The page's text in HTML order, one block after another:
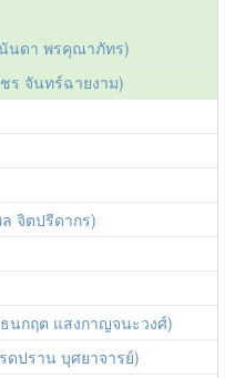
นันดา พรคุณาภัทร)
ร จันทร์ฉายงาม)
จิตปรีดากร)
นกฤต แสงกาญจนะวงศ์)
ดปราน บุศยาจารย์)